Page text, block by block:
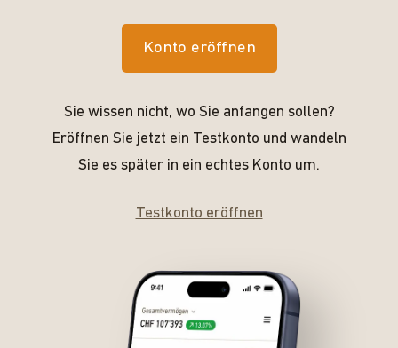
Konto eröffnen
Sie wissen nicht, wo Sie anfangen sollen?
Eröffnen Sie jetzt ein Testkonto und wandeln
Sie es später in ein echtes Konto um.
Testkonto eröffnen